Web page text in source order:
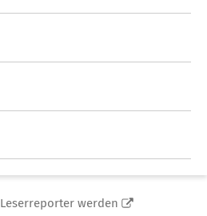
Leserreporter werden